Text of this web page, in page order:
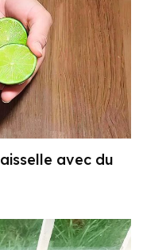
avec du